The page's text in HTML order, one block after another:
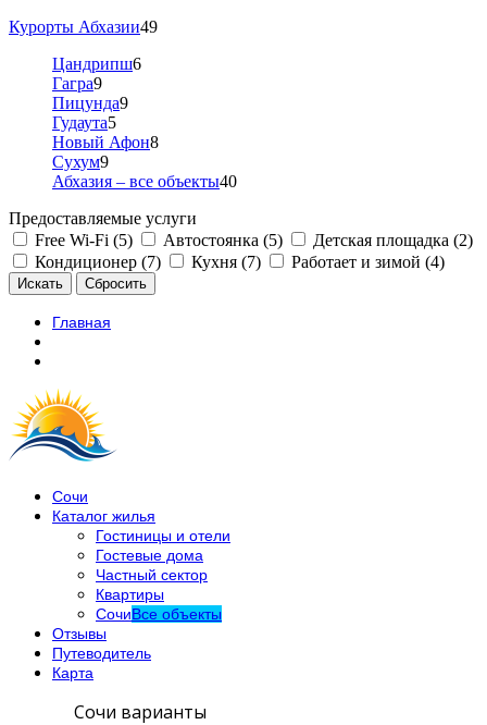
Курорты Абхазии49
Цандрипш6
Гагра9
Пицунда9
Гудаута5
Новый Афон8
Сухум9
Абхазия – все объекты40
Предоставляемые услуги
Free Wi-Fi (5)
Автостоянка (5)
Детская площадка (2)
Кондиционер (7)
Кухня (7) Работает и зимой (4)
Главная
Сочи
Каталог жилья
Гостиницы и отели
Гостевые дома
Частный сектор
Квартиры
СочиВсе объекты
Отзывы
Путеводитель
Карта
Сочи варианты